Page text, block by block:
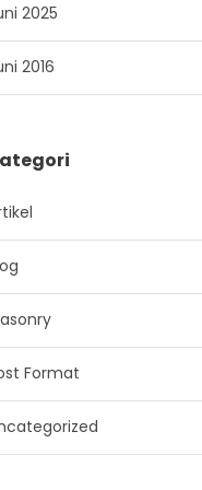
2025
2016
Format